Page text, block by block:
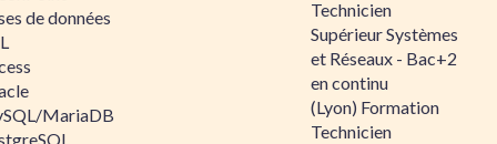
de données
MariaDB
Technicien
Supérieur Systèmes
et Réseaux - Bac+2
en continu
(Lyon) Formation
Technicien